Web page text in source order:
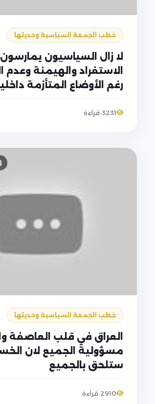
خطب الجمعة السياسية وحديثها
لا زال السياسيون
الاستفراد والهيمنة وعدم
رغم الأوضاع المتأزمة
3231 قراءة
خطب الجمعة السياسية وحديثها
العراق في قلب العاصفة
مسؤولية الجميع لان
ستلحق بالجميع
2910 قراءة